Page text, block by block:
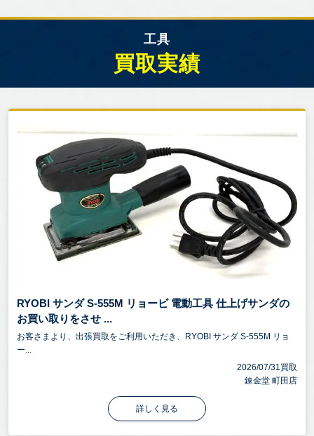
工具
買取実績
RYOBI サンダ S-555M リョービ 電動工具 仕上げサンダの
お買い取りをさせ ...
お客さまより、出張買取をご利用いただき、RYOBI サンダ S-555M リョ
ー...
2026/07/31買取
錬金堂 町田店
詳しく見る